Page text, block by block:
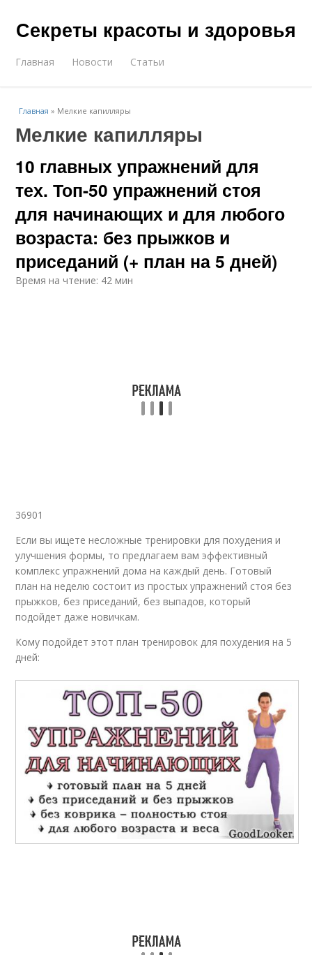
Секреты красоты и здоровья
Главная Новости Статьи
Главная » Мелкие капилляры
Мелкие капилляры
10 главных упражнений для
тех. Топ-50 упражнений стоя
для начинающих и для любого
возраста: без прыжков и
приседаний (+ план на 5 дней)
Время на чтение: 42 мин
36901
Если вы ищете несложные тренировки для похудения и
улучшения формы, то предлагаем вам эффективный
комплекс упражнений дома на каждый день. Готовый
план на неделю состоит из простых упражнений стоя без
прыжков, без приседаний, без выпадов, который
подойдет даже новичкам.
Кому подойдет этот план тренировок для похудения на 5
дней: